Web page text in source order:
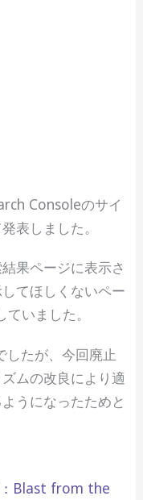
Consoleのサイ
表しました。
果ページに表示さ
てほしくないペー
いました。
したが、今回廃止
ムの改良により適
うになったためと
：Blast from the